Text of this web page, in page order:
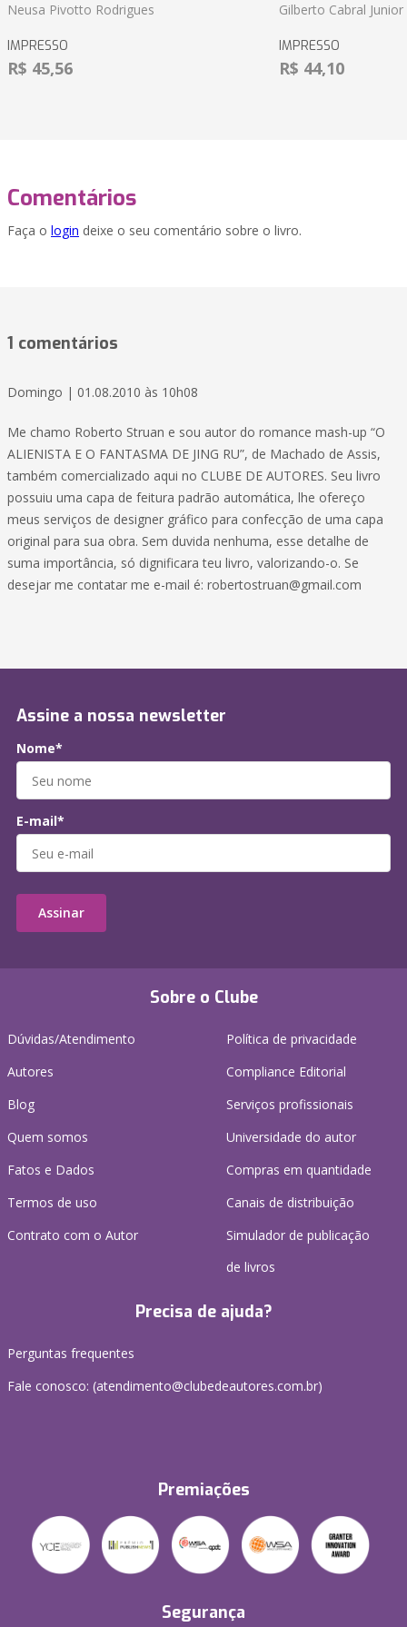
Neusa Pivotto Rodrigues
IMPRESSO
R$ 45,56
Gilberto Cabral Junior
IMPRESSO
R$ 44,10
Comentários
Faça o login deixe o seu comentário sobre o livro.
1 comentários
Domingo | 01.08.2010 às 10h08
Me chamo Roberto Struan e sou autor do romance mash-up “O
ALIENISTA E O FANTASMA DE JING RU”, de Machado de Assis,
também comercializado aqui no CLUBE DE AUTORES. Seu livro
possuiu uma capa de feitura padrão automática, lhe ofereço
meus serviços de designer gráfico para confecção de uma capa
original para sua obra. Sem duvida nenhuma, esse detalhe de
suma importância, só dignificara teu livro, valorizando-o. Se
desejar me contatar me e-mail é: robertostruan@gmail.com
Sobre o Clube
Dúvidas/Atendimento
Autores
Blog
Quem somos
Fatos e Dados
Termos de uso
Contrato com o Autor
Política de privacidade
Compliance Editorial
Serviços profissionais
Universidade do autor
Compras em quantidade
Canais de distribuição
Simulador de publicação
de livros
Precisa de ajuda?
Perguntas frequentes
Fale conosco: (atendimento@clubedeautores.com.br)
Premiações
Segurança
Assine a nossa newsletter
Nome*
E-mail*
Assinar